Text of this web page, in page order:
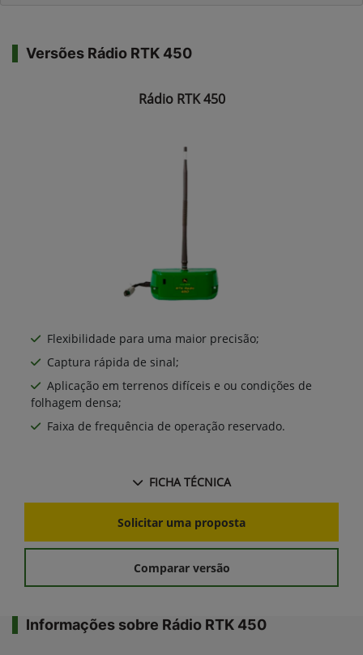
Versões Rádio RTK 450
Rádio RTK 450
Flexibilidade para uma maior precisão;
Captura rápida de sinal;
Aplicação em terrenos difíceis e ou condições de
folhagem densa;
Faixa de frequência de operação reservado.
FICHA TÉCNICA
Solicitar uma proposta
Comparar versão
Informações sobre Rádio RTK 450